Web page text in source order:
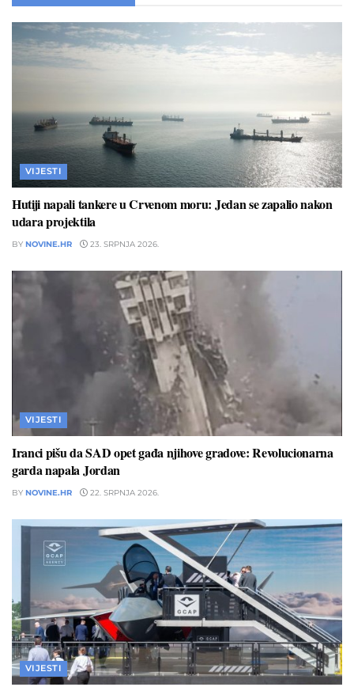
VIJESTI
Hutiji napali tankere u Crvenom moru: Jedan se zapalio nakon
udara projektila
BY NOVINE.HR 23. SRPNJA 2026.
VIJESTI
Iranci pišu da SAD opet gađa njihove gradove: Revolucionarna
garda napala Jordan
BY NOVINE.HR 22. SRPNJA 2026.
VIJESTI